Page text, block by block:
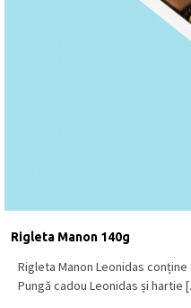
Rigleta Manon 140g
Rigleta Manon Leonidas
Pungă cadou Leonidas și hartie